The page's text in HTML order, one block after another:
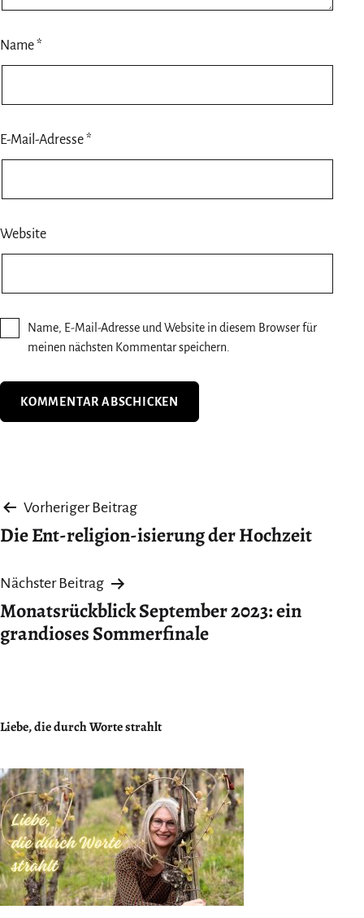
Name *
E-Mail-Adresse *
Website
Name, E-Mail-Adresse und Website in diesem Browser für
meinen nächsten Kommentar speichern.
Beitragsnavigation
Vorheriger Beitrag
Die Ent-religion-isierung der Hochzeit
Nächster Beitrag
Monatsrückblick September 2023: ein
grandioses Sommerfinale
Liebe, die durch Worte strahlt